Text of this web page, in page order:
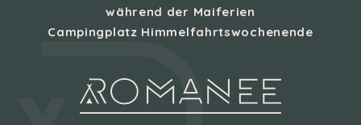
während der Maiferien
Campingplatz Himmelfahrtswochenende